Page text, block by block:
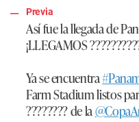
Previa
Así fue la llegada de
¡LLEGAMOS
Ya se encuentra
Farm Stadium listos
???????? de la